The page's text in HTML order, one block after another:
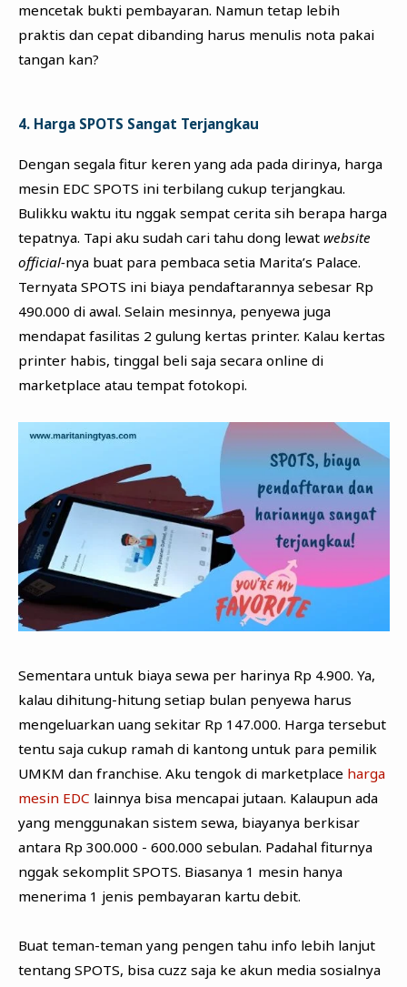
mencetak bukti pembayaran. Namun tetap lebih
praktis dan cepat dibanding harus menulis nota pakai
tangan kan?
4. Harga SPOTS Sangat Terjangkau
Dengan segala fitur keren yang ada pada dirinya, harga
mesin EDC SPOTS ini terbilang cukup terjangkau.
Bulikku waktu itu nggak sempat cerita sih berapa harga
tepatnya. Tapi aku sudah cari tahu dong lewat website
official-nya buat para pembaca setia Marita’s Palace.
Ternyata SPOTS ini biaya pendaftarannya sebesar Rp
490.000 di awal. Selain mesinnya, penyewa juga
mendapat fasilitas 2 gulung kertas printer. Kalau kertas
printer habis, tinggal beli saja secara online di
marketplace atau tempat fotokopi.
Sementara untuk biaya sewa per harinya Rp 4.900. Ya,
kalau dihitung-hitung setiap bulan penyewa harus
mengeluarkan uang sekitar Rp 147.000. Harga tersebut
tentu saja cukup ramah di kantong untuk para pemilik
UMKM dan franchise. Aku tengok di marketplace harga
mesin EDC lainnya bisa mencapai jutaan. Kalaupun ada
yang menggunakan sistem sewa, biayanya berkisar
antara Rp 300.000 - 600.000 sebulan. Padahal fiturnya
nggak sekomplit SPOTS. Biasanya 1 mesin hanya
menerima 1 jenis pembayaran kartu debit.
Buat teman-teman yang pengen tahu info lebih lanjut
tentang SPOTS, bisa cuzz saja ke akun media sosialnya